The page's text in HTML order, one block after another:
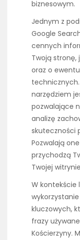
biznesowym.
Jednym z
Google
cennych
Twoją stronę,
oraz o
narzędziem
pozwalające
analizę
skuteczności
Pozwalają
przychodzą
Twojej
W kontekście
kluczowych,
frazy
Kościerzyny.